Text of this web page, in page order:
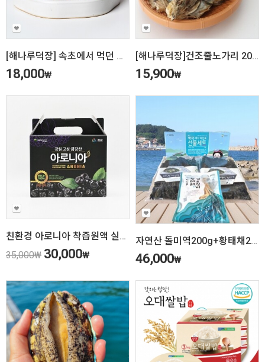
[해나루덕장] 속초에서 먹던 그맛 그대로 강원도 속초냉면 고명 명태회무침
18,000₩
[해나루덕장]건조줄노가리 20미
15,900₩
친환경 아로니아 착즙원액 실속형(35ml*30포)
35,000₩ 30,000₩
자연산 돌미역200g+황태채200g 세트
46,000₩